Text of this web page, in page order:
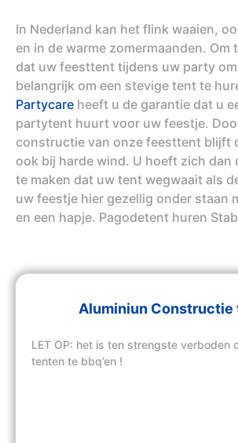
In Nederland kan het flink waaien,
en in de warme zomermaanden. Om
dat uw feesttent tijdens uw party
belangrijk om een stevige tent te
Partycare heeft u de garantie dat u
partytent huurt voor uw feestje.
constructie van onze feesttent blijft
ook bij harde wind. U hoeft zich dan
te maken dat uw tent wegwaait als
uw feestje hier gezellig onder staan
en een hapje. Pagodetent huren
Aluminiun Constructie
LET OP: het is ten strengste verboden
tenten te bbq’en !